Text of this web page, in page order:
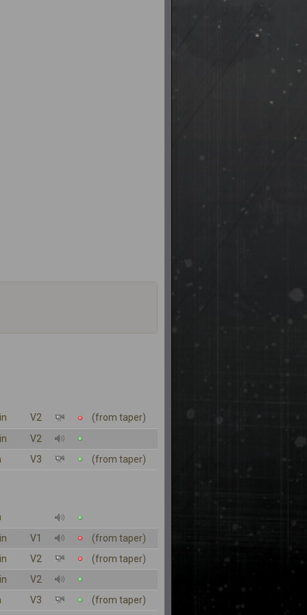
V2
(from taper)
V2
V3 (from taper)
V1
(from taper)
V2
(from taper)
V2
V3 (from taper)